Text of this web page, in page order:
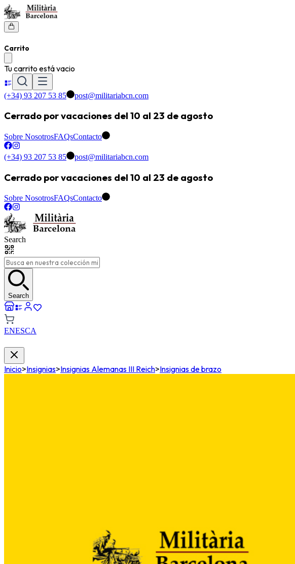
Carrito
Tu carrito está vacio
(+34) 93 207 53 85 post@militariabcn.com
Cerrado por vacaciones del 10 al 23 de agosto
Sobre NosotrosFAQsContacto
(+34) 93 207 53 85 post@militariabcn.com
Cerrado por vacaciones del 10 al 23 de agosto
Sobre NosotrosFAQsContacto
Search
Search
ENESCA
Inicio>Insignias>Insignias Alemanas III Reich>Insignias de brazo